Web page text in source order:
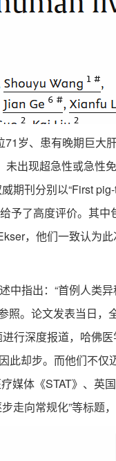
岁、患有晚期巨大
出现超急性或急性
期刊分别以“First
予了高度评价。其
，他们一致认为
指出：“首例人类异
照。论文发表当日
行深度报道，哈佛
却步。而他们不仅
媒体《STAT》、英
走向常规化”等标题